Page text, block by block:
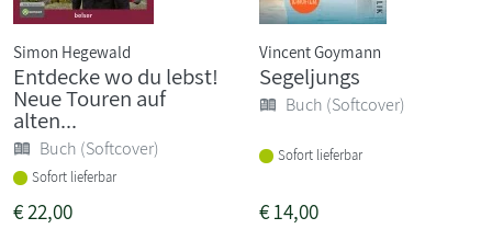
Simon Hegewald
Entdecke wo du lebst!
Neue Touren auf
alten...
Buch (Softcover)
Sofort lieferbar
€22,00
Vincent Goymann
Segeljungs
Buch (Softcover)
Sofort lieferbar
€14,00